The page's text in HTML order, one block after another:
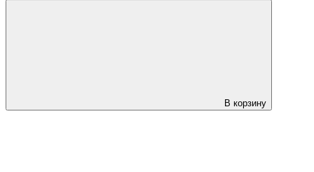
В корзину